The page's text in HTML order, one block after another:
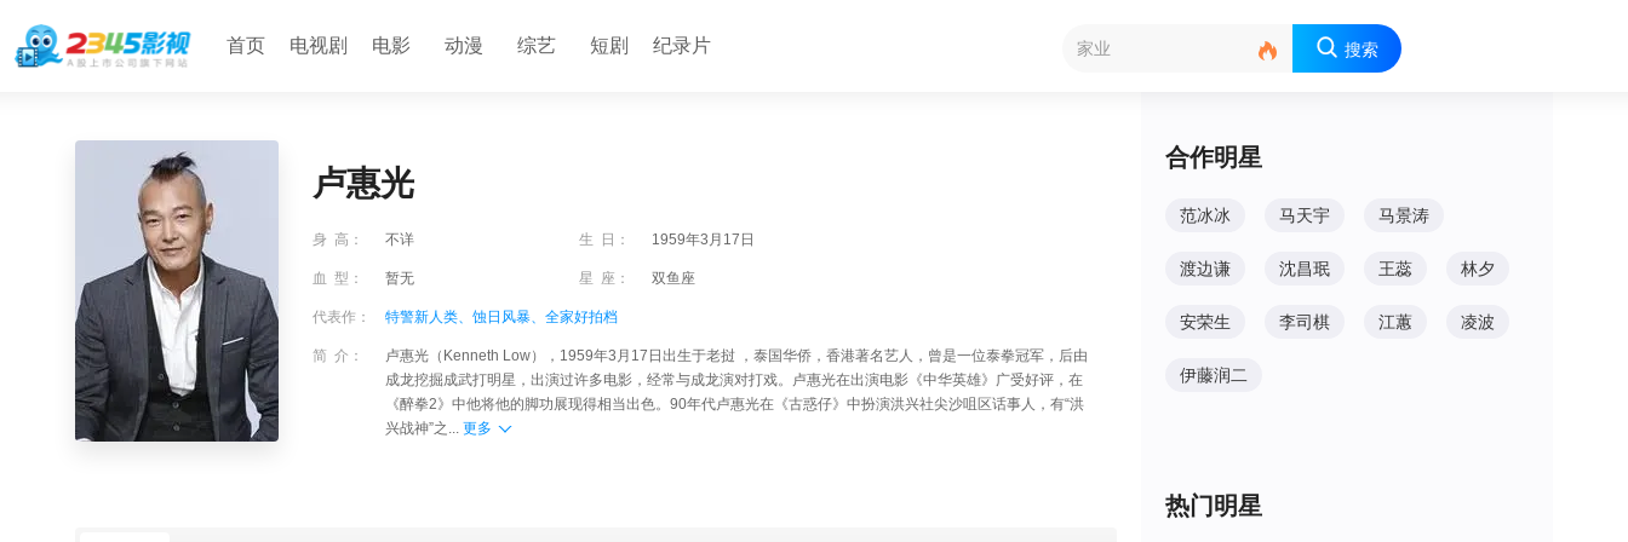
首页 电视剧 电影 动漫 综艺 短剧 纪录片  搜索
卢惠光
身 高： 不详 生 日： 1959年3月17日
血 型： 暂无 星 座： 双鱼座
代表作： 特警新人类、 蚀日风暴、 全家好拍档
简 介：
卢惠光（Kenneth Low），1959年3月17日出生于老挝 ，泰国华侨，香港著名艺人，曾是一位泰拳冠军，后由
成龙挖掘成武打明星，出演过许多电影，经常与成龙演对打戏。卢惠光在出演电影《中华英雄》广受好评，在
《醉拳2》中他将他的脚功展现得相当出色。90年代卢惠光在《古惑仔》中扮演洪兴社尖沙咀区话事人，有“洪
兴战神”之... 更多
合作明星
范冰冰 马天宇 马景涛
渡边谦 沈昌珉 王蕊 林夕
安荣生 李司棋 江蕙 凌波
伊藤润二
热门明星